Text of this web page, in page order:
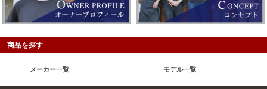
商品を探す
メーカー一覧 モデル一覧